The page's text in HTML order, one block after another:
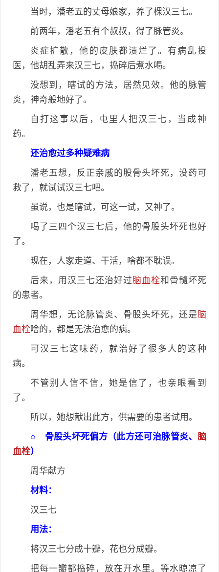
当时，潘老五的丈母娘家，养了棵汉三七。
前两年，潘老五有个叔叔，得了脉管炎。
炎症扩散，他的皮肤都溃烂了。有病乱投
医，他胡乱弄来汉三七，捣碎后煮水喝。
没想到，瞎试的方法，居然见效。他的脉管
炎，神奇般地好了。
自打这事以后，屯里人把汉三七，当成神
药。
还治愈过多种疑难病
潘老五想，反正亲戚的股骨头坏死，没药可
救了，就试试汉三七吧。
虽说，也是瞎试，可这一试，又神了。
喝了三四个汉三七后，他的骨股头坏死也好
了。
现在，人家走道、干活，啥都不耽误。
后来，用汉三七还治好过脑血栓和骨髓坏死
的患者。
周华想，无论脉管炎、骨股头坏死，还是脑
血栓啥的，都是无法治愈的病。
可汉三七这味药，就治好了很多人的这种
病。
不管别人信不信，她是信了，也亲眼看到
了。
所以，她想献出此方，供需要的患者试用。
○ 骨股头坏死偏方（此方还可治脉管炎、 脑
血栓）
周华献方
材料：
汉三七
用法：
将汉三七分成十瓣，花也分成瓣。
把每一瓣都捣碎，放在开水里。等水晾凉了